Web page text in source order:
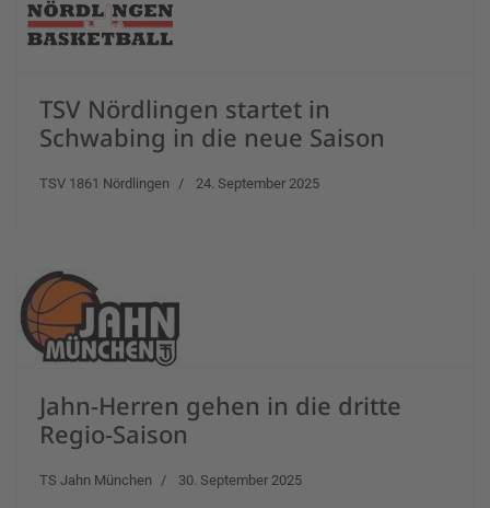
TSV Nördlingen startet in
Schwabing in die neue Saison
TSV 1861 Nördlingen 24. September 2025
Jahn-Herren gehen in die dritte
Regio-Saison
TS Jahn München 30. September 2025